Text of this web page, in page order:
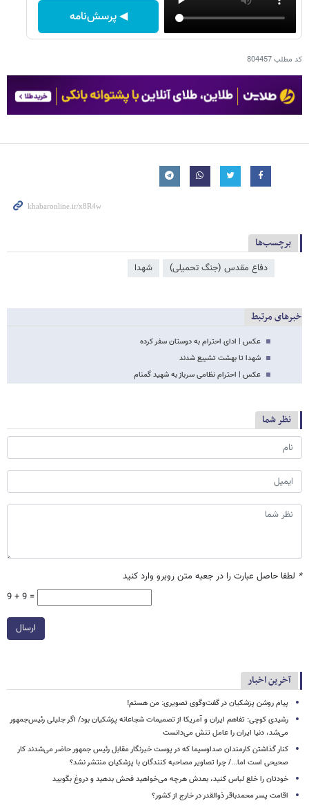
◀ پرسش‌نامه
کد مطلب804457
برچسب‌ها
دفاع مقدس (جنگ تحمیلی) شهدا
خبرهای مرتبط
عکس | ادای احترام به دوستان سفر کرده
شهدا تا بهشت تشییع شدند
عکس | احترام نظامی سرباز به شهید گمنام
نظر شما
* لطفا حاصل عبارت را در جعبه متن روبرو وارد کنید
9 + 9 =
ارسال
آخرین اخبار
پیام روشن پزشکیان در گفت‌وگوی تصویری: من هستم!
رشیدی کوچی: تفاهم ایران و آمریکا از تصمیمات شجاعانه پزشکیان بود/ اگر جلیلی رئیس‌جمهور
می‌شد، دنیا ایران را عامل تنش می‌دانست
کنار گذاشتن کارمندان صداوسیما که در پوست خبرنگار مقابل رئیس جمهور حاضر می‌شدند کار
صحیحی است اما.../ چرا تصاویر مصاحبه کنندگان با پزشکیان منتشر نشد؟
خودتان را خلع لباس کنید، بعدش هرچه می‌خواهید فحش بدهید و دروغ بگویید
اقامت پسر محمدباقر ذوالقدر در خارج از کشور؟